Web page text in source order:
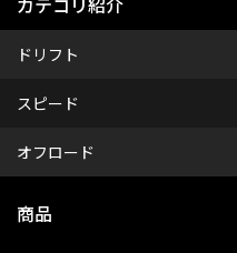
ドリフト
スピード
オフロード
商品